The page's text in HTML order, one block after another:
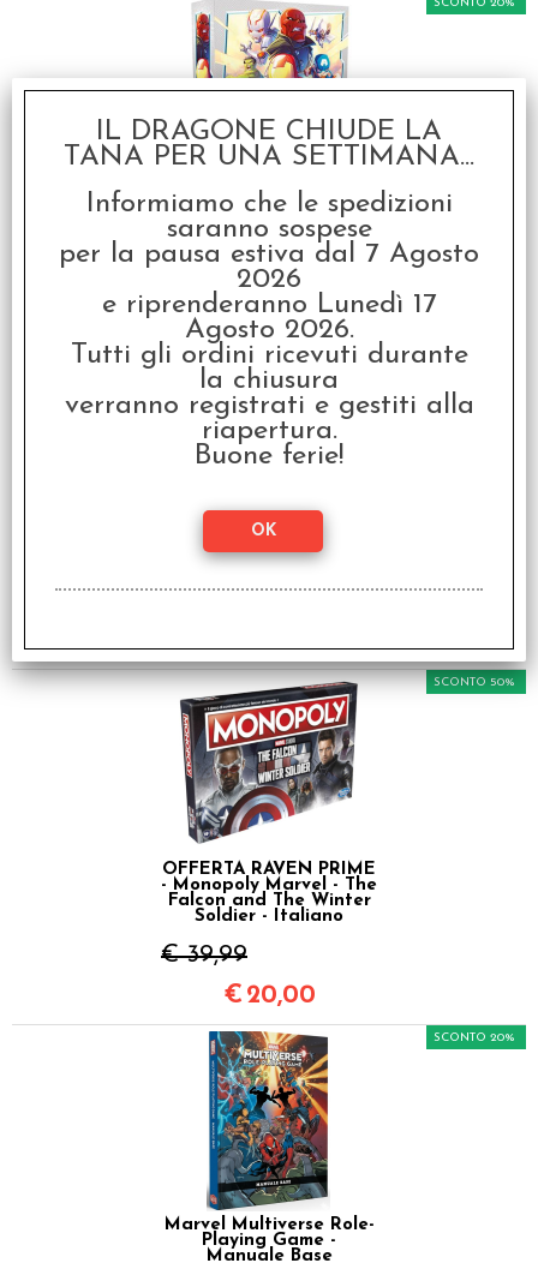
Marvel United - Italiano
€ 39,99
SCONTO 20%
€31,99
- FUNKO Mystery Mini
Figures Booster -
Marvel Avengers Age of
Ultron
SCONTO 54.3%
OFFERTA RAVEN PRIME
- Monopoly Marvel - The
Falcon and The Winter
Soldier - Italiano
€ 39,99
SCONTO 50%
€ 20,00
Marvel Multiverse Role-
Playing Game -
Manuale Base
SCONTO 20%
IL DRAGONE CHIUDE LA
TANA PER UNA SETTIMANA...
Informiamo che le spedizioni
saranno sospese
per la pausa estiva dal 7 Agosto
2026
e riprenderanno Lunedì 17
Agosto 2026.
Tutti gli ordini ricevuti durante
la chiusura
verranno registrati e gestiti alla
riapertura.
Buone ferie!